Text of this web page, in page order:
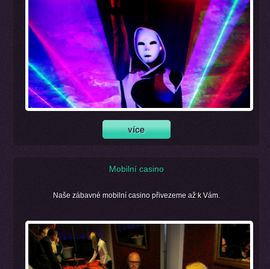
Mobilní casino
Naše zábavné mobilní casino přivezeme až k Vám.